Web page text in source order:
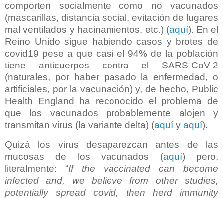
comporten socialmente como no vacunados
(mascarillas, distancia social, evitación de lugares
mal ventilados y hacinamientos, etc.) (aquí). En el
Reino Unido sigue habiendo casos y brotes de
covid19 pese a que casi el 94% de la población
tiene anticuerpos contra el SARS-CoV-2
(naturales, por haber pasado la enfermedad, o
artificiales, por la vacunación) y, de hecho, Public
Health England ha reconocido el problema de
que los vacunados probablemente alojen y
transmitan virus (la variante delta) (aquí y aquí).
Quizá los virus desaparezcan antes de las
mucosas de los vacunados (aquí) pero,
literalmente: “If the vaccinated can become
infected and, we believe from other studies,
potentially spread covid, then herd immunity